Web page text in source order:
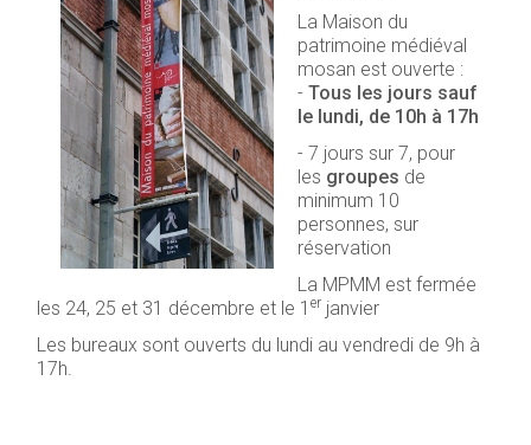
La Maison du
patrimoine médiéval
mosan est ouverte :
-Tous les jours sauf
le lundi, de 10h à 17h
- 7 jours sur 7, pour
les groupes de
minimum 10
personnes, sur
réservation
La MPMM est fermée
les 24, 25 et 31 décembre et le 1er janvier
Les bureaux sont ouverts du lundi au vendredi de 9h à
17h.